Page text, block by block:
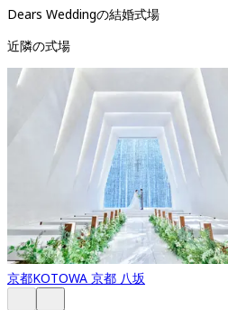
Dears Weddingの結婚式場
近隣の式場
京都KOTOWA 京都 八坂